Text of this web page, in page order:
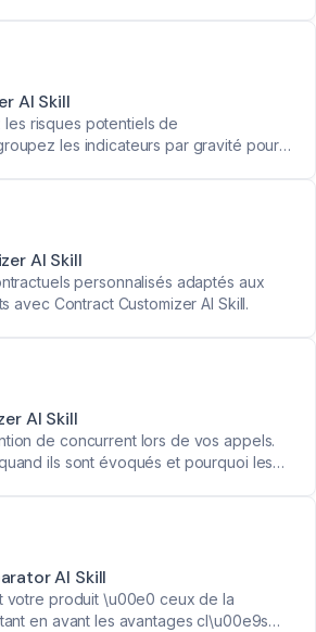
AI Skill
risques potentiels de
les indicateurs par gravité pour
AI Skill
personnalisés adaptés aux
avec Contract Customizer AI Skill.
AI Skill
de concurrent lors de vos appels.
ils sont évoqués et pourquoi les
AI Skill
votre produit \u00e0 ceux de la
en avant les avantages cl\u00e9s